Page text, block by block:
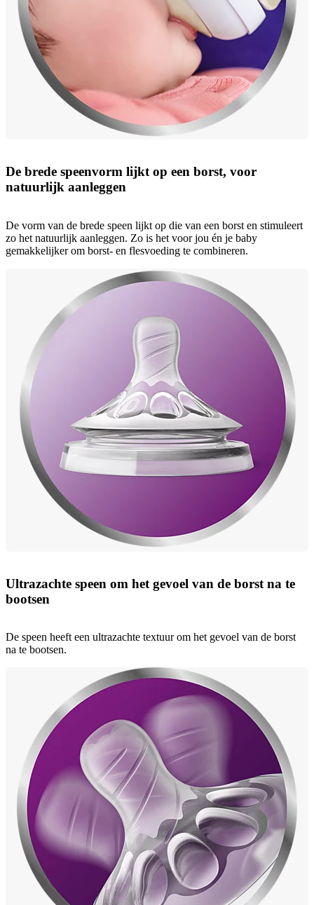
De brede speenvorm lijkt op een borst, voor
natuurlijk aanleggen
De vorm van de brede speen lijkt op die van een borst en stimuleert
zo het natuurlijk aanleggen. Zo is het voor jou én je baby
gemakkelijker om borst- en flesvoeding te combineren.
Ultrazachte speen om het gevoel van de borst na te
bootsen
De speen heeft een ultrazachte textuur om het gevoel van de borst
na te bootsen.